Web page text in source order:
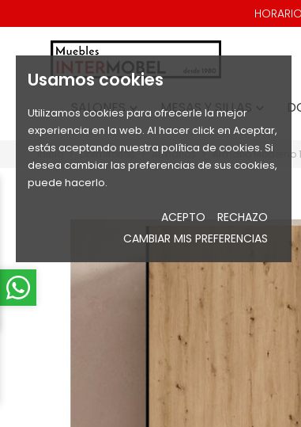
Usamos cookies
Utilizamos cookies para ofrecerle la mejor
experiencia en la web. Al hacer click en Aceptar,
estás aceptando nuestra política de cookies. Si
desea cambiar las preferencias de sus cookies,
puede hacerlo.
ACEPTO
RECHAZO
CAMBIAR MIS PREFERENCIAS
SALONES  MESAS Y SILLAS
Inicio Dormitorios Armarios Armario Moderno